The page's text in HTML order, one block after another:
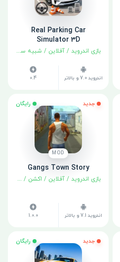
نقش آفرینی
Real Parking Car
Simulator 3D
بازی اندروید / آفلاین / شبیه سازی
اندروید 7.0 و بالاتر 0.4
جدید رایگان
MOD
Gangs Town Story
بازی اندروید / آفلاین / اکشن /
اندروید 7.1 و بالاتر 1.0.0
جدید رایگان